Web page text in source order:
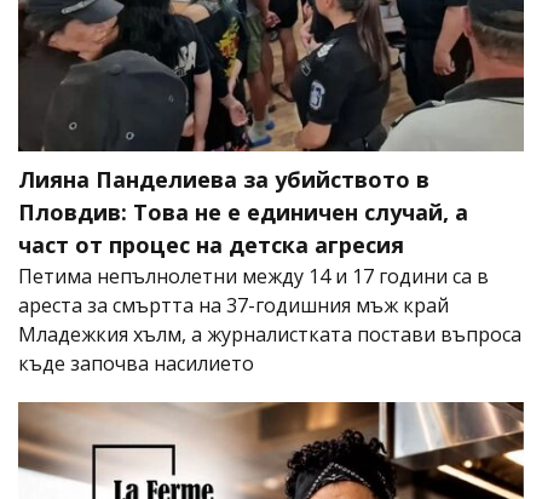
Лияна Панделиева за убийството в
Пловдив: Това не е единичен случай, а
част от процес на детска агресия
Петима непълнолетни между 14 и 17 години са в
ареста за смъртта на 37-годишния мъж край
Младежкия хълм, а журналистката постави въпроса
къде започва насилието